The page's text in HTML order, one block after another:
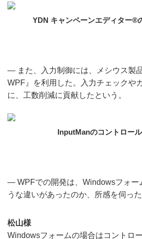
YDN キャンペーンエディター®
― また、入力制御には、メシウス製
WPF』を利用した。入力チェックや
に、工数削減に貢献したという。
InputManのコントロー
― WPFでの開発は、Windowsフォー
うな違いがあったのか、所感を伺った
松山様
Windowsフォームの場合はコントロ